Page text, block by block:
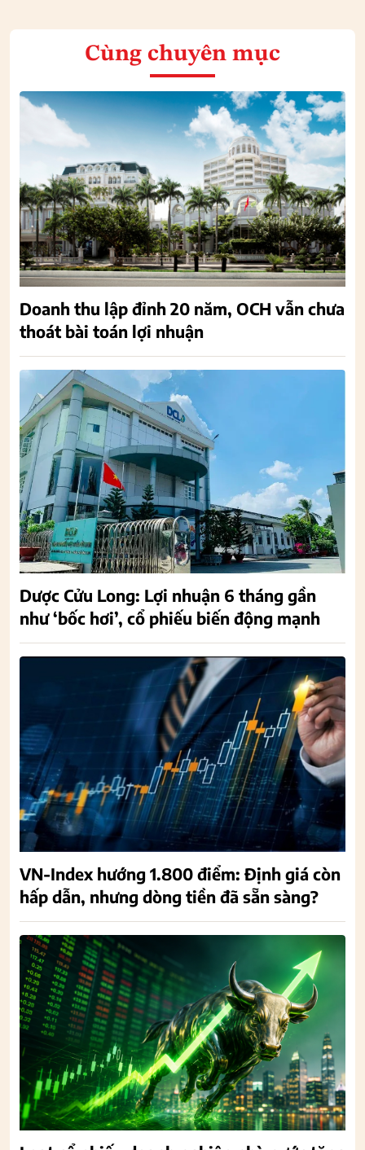
Cùng chuyên mục
Doanh thu lập đỉnh 20 năm, OCH vẫn chưa
thoát bài toán lợi nhuận
Dược Cửu Long: Lợi nhuận 6 tháng gần
như ‘bốc hơi’, cổ phiếu biến động mạnh
VN-Index hướng 1.800 điểm: Định giá còn
hấp dẫn, nhưng dòng tiền đã sẵn sàng?